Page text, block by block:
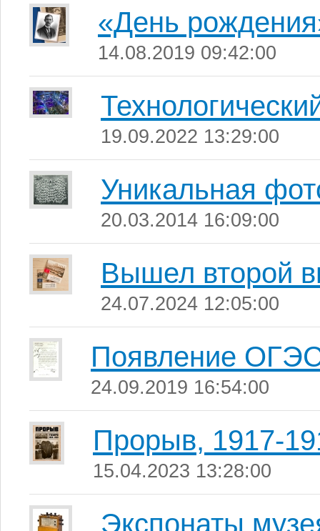
«День
14.08.2019 09:42:00
19.09.2022 13:29:00
Уникальная
20.03.2014 16:09:00
Вышел второй
24.07.2024 12:05:00
Появление
24.09.2019 16:54:00
Прорыв, 1917-
15.04.2023 13:28:00
Экспонаты